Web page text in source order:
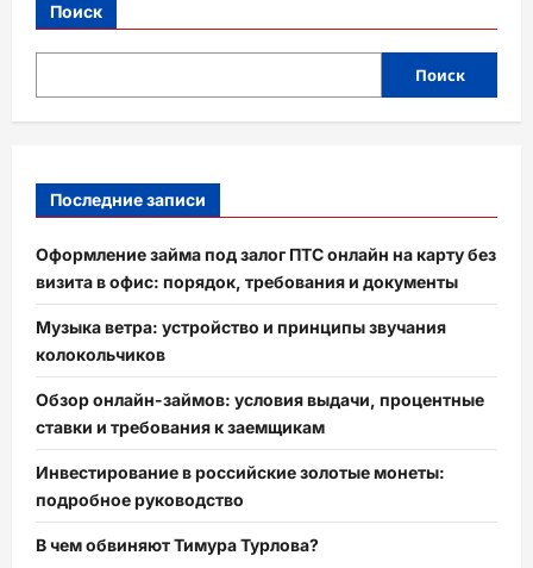
Поиск
Поиск
Последние записи
Оформление займа под залог ПТС онлайн на карту без
визита в офис: порядок, требования и документы
Музыка ветра: устройство и принципы звучания
колокольчиков
Обзор онлайн-займов: условия выдачи, процентные
ставки и требования к заемщикам
Инвестирование в российские золотые монеты:
подробное руководство
В чем обвиняют Тимура Турлова?